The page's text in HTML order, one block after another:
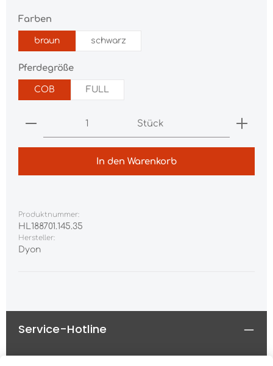
Farben
braun schwarz
Pferdegrößeauswählen
COB FULL
Produkt Anzahl: Gib den gewünschten
Stück
In den Warenkorb
Produktnummer:
HL188701.145.35
Hersteller:
Dyon
Service-Hotline